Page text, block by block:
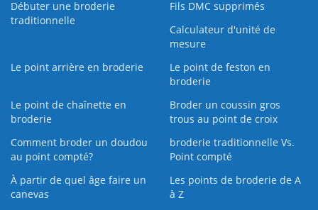
Débuter une broderie
traditionnelle
Fils DMC supprimés
Calculateur d'unité de
mesure
Le point arrière en broderie
Le point de feston en
broderie
Le point de chaînette en
broderie
Broder un coussin gros
trous au point de croix
Comment broder un doudou
au point compté?
broderie traditionnelle Vs.
Point compté
À partir de quel âge faire un
canevas
Les points de broderie de A
à Z